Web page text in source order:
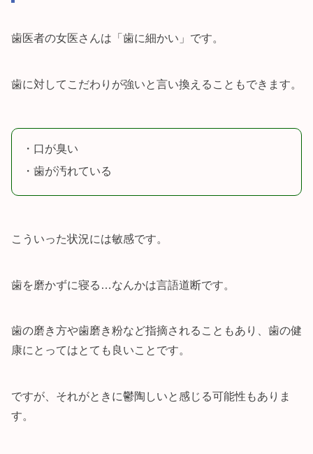
歯医者の女医さんは「歯に細かい」です。
歯に対してこだわりが強いと言い換えることもできます。
・口が臭い
・歯が汚れている
こういった状況には敏感です。
歯を磨かずに寝る…なんかは言語道断です。
歯の磨き方や歯磨き粉など指摘されることもあり、歯の健
康にとってはとても良いことです。
ですが、それがときに鬱陶しいと感じる可能性もありま
す。